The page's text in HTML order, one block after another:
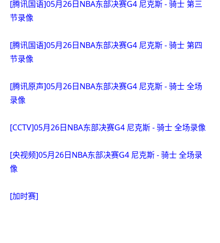
[腾讯国语]05月26日NBA东部决赛G4 尼克斯 - 骑士 第三
节录像
[腾讯国语]05月26日NBA东部决赛G4 尼克斯 - 骑士 第四
节录像
[腾讯原声]05月26日NBA东部决赛G4 尼克斯 - 骑士 全场
录像
[CCTV]05月26日NBA东部决赛G4 尼克斯 - 骑士 全场录像
[央视频]05月26日NBA东部决赛G4 尼克斯 - 骑士 全场录
像
[加时赛]